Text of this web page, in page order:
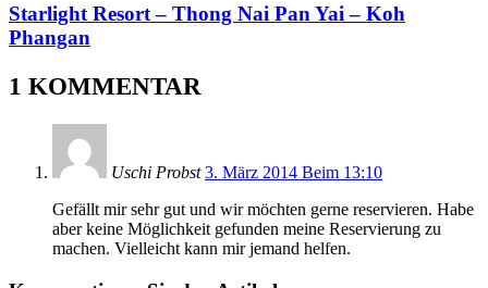
Starlight Resort – Thong Nai Pan Yai – Koh
Phangan
1 KOMMENTAR
Uschi Probst 3. März 2014 Beim 13:10
Gefällt mir sehr gut und wir möchten gerne reservieren. Habe
aber keine Möglichkeit gefunden meine Reservierung zu
machen. Vielleicht kann mir jemand helfen.